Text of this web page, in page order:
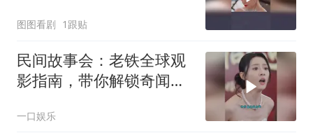
图图看剧 1跟贴
民间故事会：老铁全球观
影指南，带你解锁奇闻异
一口娱乐